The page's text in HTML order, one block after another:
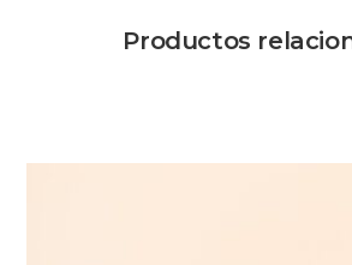
Productos